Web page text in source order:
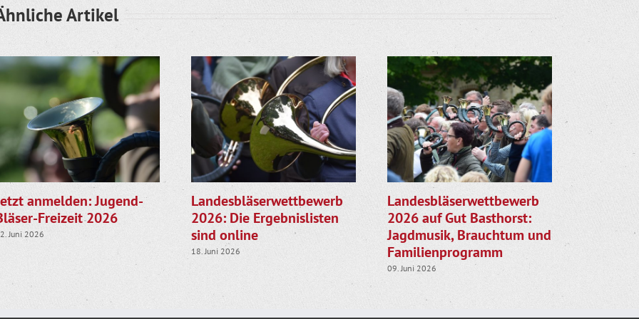
Artikel
anmelden: Jugend-
Freizeit 2026
Juni 2026
Landesbläserwettbewerb
2026: Die Ergebnislisten
sind online
18. Juni 2026
Landesbläserwettbewerb
2026 auf Gut Basthorst:
Jagdmusik, Brauchtum und
Familienprogramm
09. Juni 2026
22. Juni 2026